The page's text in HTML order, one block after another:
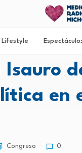
Lifestyle
Isauro
en
Congreso 0